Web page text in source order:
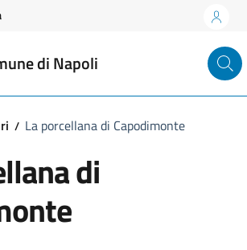
di Napoli
La porcellana di Capodimonte
di